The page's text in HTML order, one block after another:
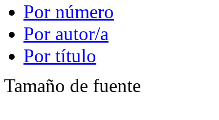
Por número
Por autor/a
Por título
Tamaño de fuente